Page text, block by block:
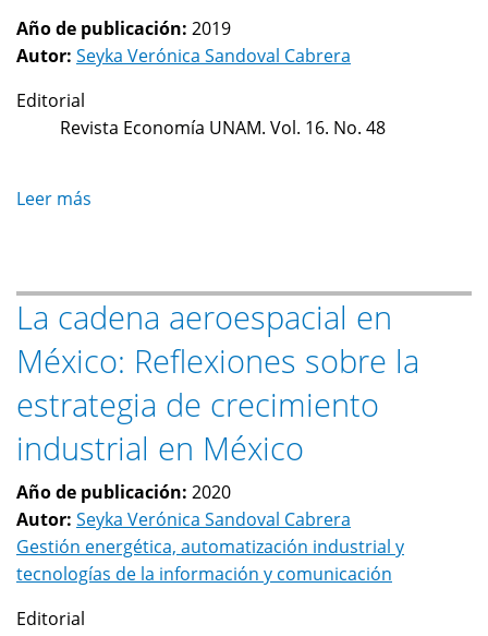
valor:
el
sector
Año de publicación: 2019
Autor: Seyka Verónica Sandoval Cabrera
Editorial
Revista Economía UNAM. Vol. 16. No. 48
Leer más
Reflexiones
para
firmas
y
países
en
La cadena aeroespacial en
México: Reflexiones sobre la
estrategia de crecimiento
industrial en México
Año de publicación: 2020
Autor: Seyka Verónica Sandoval Cabrera
Gestión energética, automatización industrial y
tecnologías de la información y comunicación
Editorial